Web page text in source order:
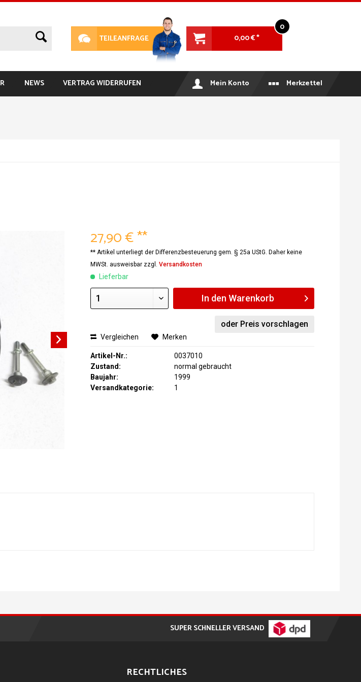
TEILEANFRAGE
0
0,00 € *
NEWS VERTRAG WIDERRUFEN Mein Konto Merkzettel
27,90 € **
** Artikel unterliegt der Differenzbesteuerung gem. § 25a UStG. Daher keine
MWSt. ausweisbar zzgl.Versandkosten
Lieferbar
In den Warenkorb
oder Preis vorschlagen
Vergleichen Merken
Artikel-Nr.:
0037010
Zustand:
normal gebraucht
Baujahr:
1999
Versandkategorie:
1
SUPER SCHNELLER VERSAND
RECHTLICHES